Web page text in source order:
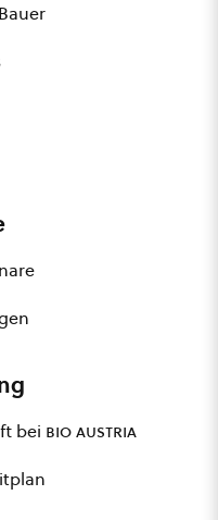
bei bio austria